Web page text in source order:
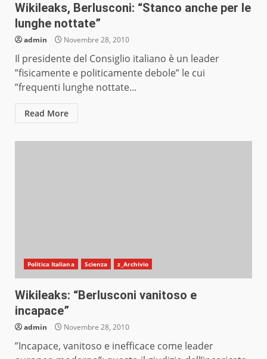
Wikileaks, Berlusconi: “Stanco anche per le
lunghe nottate”
admin Novembre 28, 2010
Il presidente del Consiglio italiano è un leader
”fisicamente e politicamente debole” le cui
”frequenti lunghe nottate...
Read More
Politica Italiana Scienza z_Archivio
Wikileaks: “Berlusconi vanitoso e
incapace”
admin Novembre 28, 2010
”Incapace, vanitoso e inefficace come leader